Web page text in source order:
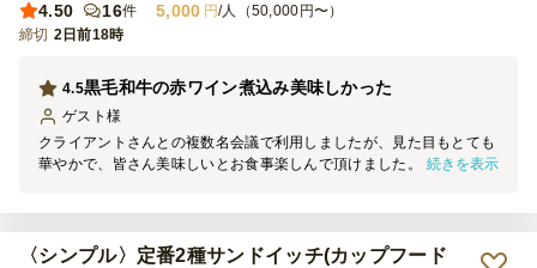
4.50
16件 5,000 円/人（50,000円〜）
締切 2日前18時
黒毛和牛の赤ワイン煮込み美味しかった
4.5
ゲスト 様
クライアントさんとの複数名会議で利用しましたが、見た目もとても
華やかで、皆さん美味しいとお食事楽しんで頂けました。また、温め
続きを表示
〈シンプル〉定番2種サンドイッチ(カップフード